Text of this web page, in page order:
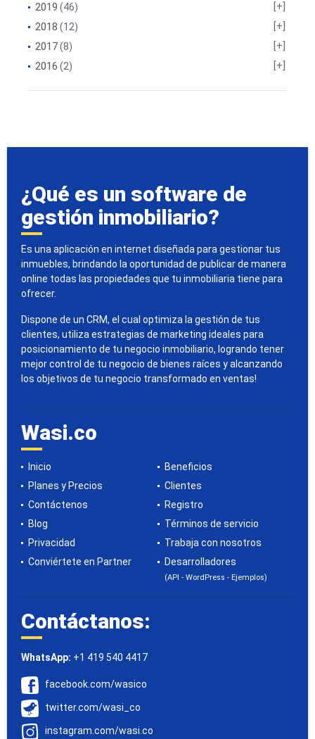
2019 (46)
2018 (12)
2017(8)
2016 (2)
¿Qué es un software de
gestión inmobiliario?
Es una aplicación en internet diseñada para gestionar tus
inmuebles, brindando la oportunidad de publicar de manera
online todas las propiedades que tu inmobiliaria tiene para
ofrecer.
Dispone de un CRM, el cual optimiza la gestión de tus
clientes, utiliza estrategias de marketing ideales para
posicionamiento de tu negocio inmobiliario, logrando tener
mejor control de tu negocio de bienes raíces y alcanzando
los objetivos de tu negocio transformado en ventas!
Wasi.co
Inicio
Beneficios
Planes y Precios
Clientes
Contáctenos
Registro
Blog
Términos de servicio
Privacidad
Trabaja con nosotros
Conviértete en Partner
Desarrolladores
(API - WordPress - Ejemplos)
Contáctanos:
WhatsApp: +1 419 540 4417
facebook.com/wasico
twitter.com/wasi_co
instagram.com/wasi.co